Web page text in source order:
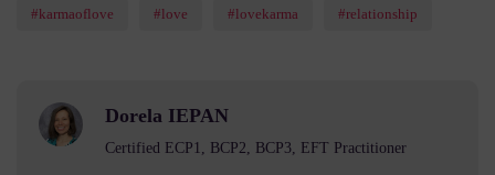
#karmaoflove #love #lovekarma #relationship
Dorela IEPAN
Certified ECP1, BCP2, BCP3, EFT Practitioner